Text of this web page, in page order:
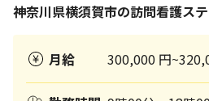
神奈川県横須賀市の訪問看護ス
月給 300,000 円